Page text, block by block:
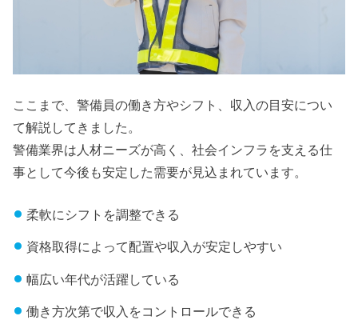
ここまで、警備員の働き方やシフト、収入の目安につい
て解説してきました。
警備業界は人材ニーズが高く、社会インフラを支える仕
事として今後も安定した需要が見込まれています。
柔軟にシフトを調整できる
資格取得によって配置や収入が安定しやすい
幅広い年代が活躍している
働き方次第で収入をコントロールできる